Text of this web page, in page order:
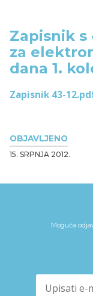
OBJAVLJENO
15. SRPNJA 2012.
Zapisnik s
za
dana 1.
Zapisnik 43-
Moguća